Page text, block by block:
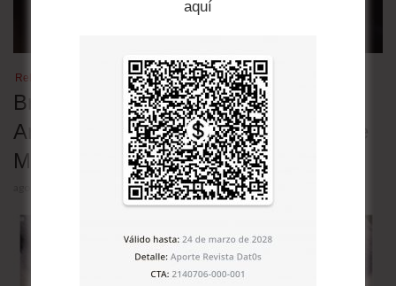
Relaciones bilaterales
Brasil retira a su embajador en
Argentina en rechazo a los insultos de
Milei contra Lula
aquí